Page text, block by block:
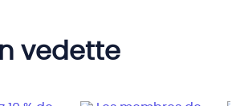
vedette